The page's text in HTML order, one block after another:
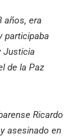
años, era
participaba
Justicia
de la Paz
Ricardo
asesinado en